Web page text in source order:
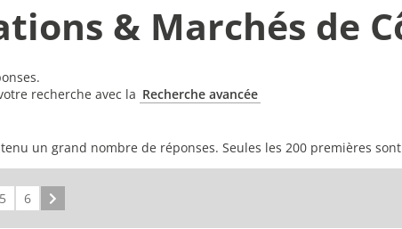
& Marchés de
recherche avec la Recherche avancée
un grand nombre de réponses. Seules les 200 premières
5 6